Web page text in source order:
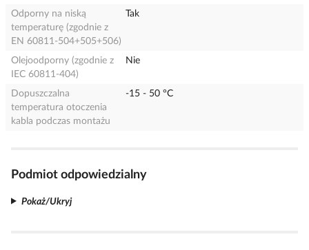
Odporny na niską
temperaturę (zgodnie z
EN 60811-504+505+506)
Tak
Olejoodporny (zgodnie z
IEC 60811-404)
Nie
Dopuszczalna
temperatura otoczenia
kabla podczas montażu
-15 - 50 °C
Podmiot odpowiedzialny
Pokaż/Ukryj